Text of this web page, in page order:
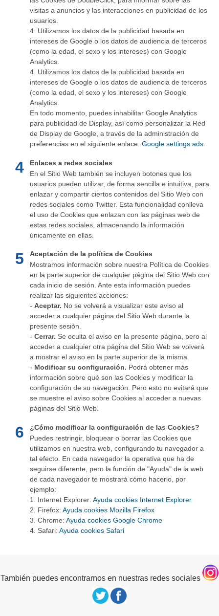
visitas a anuncios y las interacciones en publicidad de los
usuarios.
4. Utilizamos los datos de la publicidad basada en
intereses de Google o los datos de audiencia de terceros
(como la edad, el sexo y los intereses) con Google
Analytics.
4. Utilizamos los datos de la publicidad basada en
intereses de Google o los datos de audiencia de terceros
(como la edad, el sexo y los intereses) con Google
Analytics.
En todo momento, puedes inhabilitar Google Analytics
para publicidad de Display, así como personalizar la Red
de Display de Google, a través de la administración de
preferencias en el siguiente enlace: Google settings ads.
4
Enlaces a redes sociales
En el Sitio Web también se incluyen botones que los
usuarios pueden utilizar, de forma sencilla e intuitiva, para
enlazar y compartir ciertos contenidos del Sitio Web con
redes sociales como Twitter. Esta funcionalidad conlleva
el uso de Cookies que enlazan con las páginas web de
estas redes sociales, almacenando la información
únicamente en ellas.
5
Aceptación de la política de Cookies
Mostramos información sobre nuestra Política de Cookies
en la parte superior de cualquier página del Sitio Web con
cada inicio de sesión. Ante esta información puedes
realizar las siguientes acciones:
- Aceptar. No se volverá a visualizar este aviso al
acceder a cualquier página del Sitio Web durante la
presente sesión.
- Cerrar. Se oculta el aviso en la presente página, pero al
acceder a cualquier otra página del Sitio Web se volverá
a mostrar el aviso en la parte superior de la misma.
- Modificar su configuración. Podrá obtener más
información sobre qué son las Cookies y modificar la
configuración de su navegación. Pero esto no evitará que
se muestre el aviso sobre Cookies al acceder a nuevas
páginas del Sitio Web.
6
¿Cómo modificar la configuración de las Cookies?
Puedes restringir, bloquear o borrar las Cookies que
utilizamos en nuestra web, configurando tu navegador a
tal efecto. En cada navegador la operativa que ha de
seguirse diferente, pero la función de "Ayuda" de la web
de cada navegador te mostrará cómo hacerlo, por
ejemplo:
1. Internet Explorer: Ayuda cookies Internet Explorer
2. Firefox: Ayuda cookies Mozilla Firefox
3. Chrome: Ayuda cookies Google Chrome
4. Safari: Ayuda cookies Safari
También puedes encontrarnos en nuestras redes sociales